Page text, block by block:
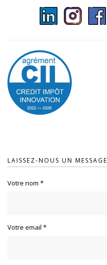
LAISSEZ-NOUS UN MESSAGE
Votre nom *
Votre email *